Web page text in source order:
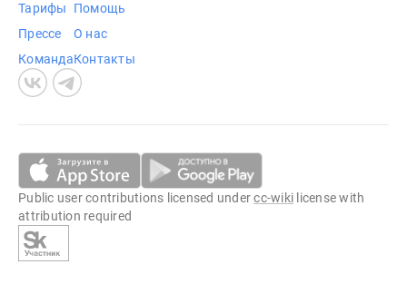
Тарифы
Прессе
Команда
Помощь
О нас
Контакты
Public user contributions licensed undercc-wiki license with
attribution required